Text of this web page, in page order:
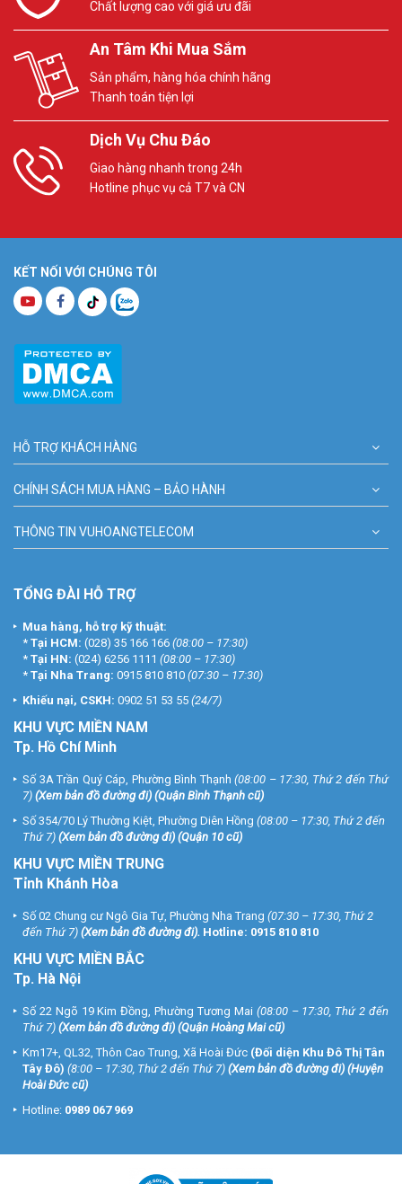
Chất lượng cao với giá ưu đãi
An Tâm Khi Mua Sắm
Sản phẩm, hàng hóa chính hãng
Thanh toán tiện lợi
Dịch Vụ Chu Đáo
Giao hàng nhanh trong 24h
Hotline phục vụ cả T7 và CN
KẾT NỐI VỚI CHÚNG TÔI
HỖ TRỢ KHÁCH HÀNG
CHÍNH SÁCH MUA HÀNG – BẢO HÀNH
THÔNG TIN VUHOANGTELECOM
TỔNG ĐÀI HỖ TRỢ
Mua hàng, hỗ trợ kỹ thuật:
* Tại HCM: (028) 35 166 166 (08:00 – 17:30)
* Tại HN: (024) 6256 1111 (08:00 – 17:30)
* Tại Nha Trang: 0915 810 810 (07:30 – 17:30)
Khiếu nại, CSKH: 0902 51 53 55 (24/7)
KHU VỰC MIỀN NAM
Tp. Hồ Chí Minh
Số 3A Trần Quý Cáp, Phường Bình Thạnh (08:00 – 17:30, Thứ 2 đến Thứ
7) (Xem bản đồ đường đi) (Quận Bình Thạnh cũ)
Số 354/70 Lý Thường Kiệt, Phường Diên Hồng (08:00 – 17:30, Thứ 2 đến
Thứ 7) (Xem bản đồ đường đi) (Quận 10 cũ)
KHU VỰC MIỀN TRUNG
Tỉnh Khánh Hòa
Số 02 Chung cư Ngô Gia Tự, Phường Nha Trang (07:30 – 17:30, Thứ 2
đến Thứ 7) (Xem bản đồ đường đi). Hotline: 0915 810 810
KHU VỰC MIỀN BẮC
Tp. Hà Nội
Số 22 Ngõ 19 Kim Đồng, Phường Tương Mai (08:00 – 17:30, Thứ 2 đến
Thứ 7) (Xem bản đồ đường đi) (Quận Hoàng Mai cũ)
Km17+, QL32, Thôn Cao Trung, Xã Hoài Đức (Đối diện Khu Đô Thị Tân
Tây Đô) (8:00 – 17:30, Thứ 2 đến Thứ 7) (Xem bản đồ đường đi) (Huyện
Hoài Đức cũ)
Hotline: 0989 067 969